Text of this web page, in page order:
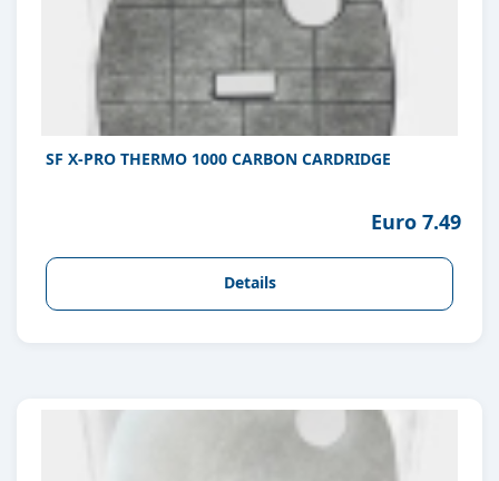
SF X-PRO THERMO 1000 CARBON CARDRIDGE
Euro 7.49
Details